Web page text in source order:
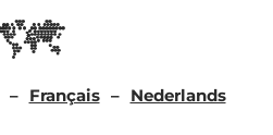
Français Nederlands